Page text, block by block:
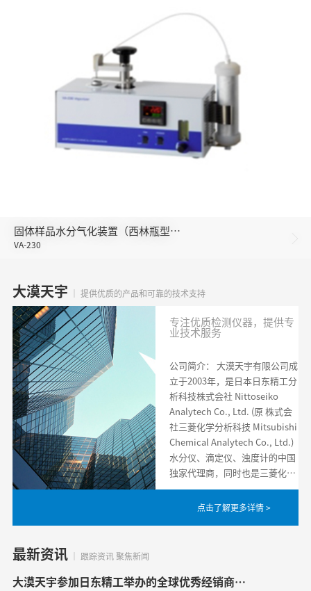
固体样品水分气化装置（西林瓶型…
VA-230
大漠天宇 ｜ 提供优质的产品和可靠的技术支持
专注优质检测仪器，提供专
业技术服务
公司简介： 大漠天宇有限公司成
立于2003年，是日本日东精工分
析科技株式会社 Nittoseiko
Analytech Co., Ltd. (原 株式会
社三菱化学分析科技 Mitsubishi
Chemical Analytech Co., Ltd.)
水分仪、滴定仪、浊度计的中国
独家代理商，同时也是三菱化…
点击了解更多详情 >
最新资讯｜ 跟踪资讯 聚焦新闻
大漠天宇参加日东精工举办的全球优秀经销商…